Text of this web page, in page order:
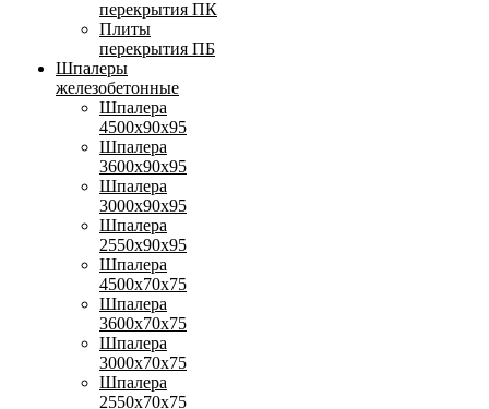
перекрытия ПК
Плиты
перекрытия ПБ
Шпалеры
железобетонные
Шпалера
4500х90х95
Шпалера
3600х90х95
Шпалера
3000х90х95
Шпалера
2550х90х95
Шпалера
4500х70х75
Шпалера
3600х70х75
Шпалера
3000х70х75
Шпалера
2550х70х75